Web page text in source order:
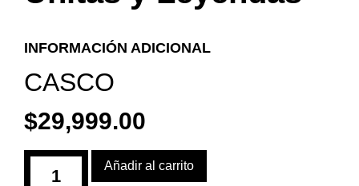
INFORMACIÓN ADICIONAL
CASCO
$29,999.00
Añadir al carrito